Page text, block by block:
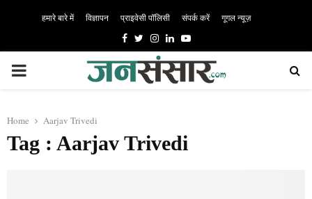
हमारे बारे में विज्ञापन प्राइवेसी पॉलिसी संपर्क करें गूगल न्यूज़
Facebook
TwitterInstagram
LinkedinYoutube
PRIMARY
Home Aarjav Trivedi
Tag : Aarjav Trivedi